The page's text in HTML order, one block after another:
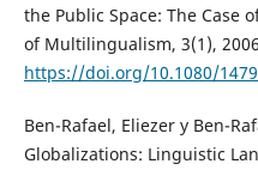
the Public Space: The Case
of Multilingualism, 3(1),
https://doi.org/10.1080/
Ben-Rafael, Eliezer y Ben-
Globalizations: Linguistic